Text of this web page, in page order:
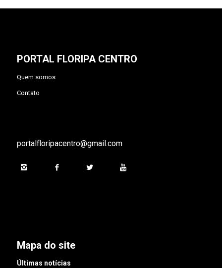
PORTAL FLORIPA CENTRO
Quem somos
Contato
portalfloripacentro@gmail.com
Mapa do site
Últimas notícias